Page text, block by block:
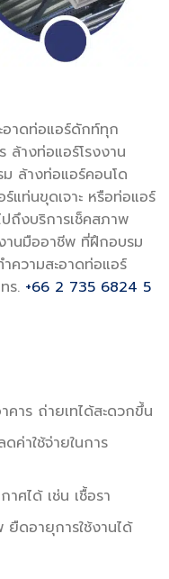
อาดท่อแอร์ดักท์ทุก
ล้างท่อแอร์โรงงาน
ม ล้างท่อแอร์คอนโด
แท่นขุดเจาะ หรือท่อแอร์
ถึงบริการเช็คสภาพ
านมืออาชีพ ที่ฝึกอบรม
ความสะอาดท่อแอร์
ร. +66 2 735 6824 5
คาร ถ่ายเทได้สะดวกขึ้น
าใช้จ่ายในการ
าศได้ เช่น เชื้อรา
ดอายุการใช้งานได้